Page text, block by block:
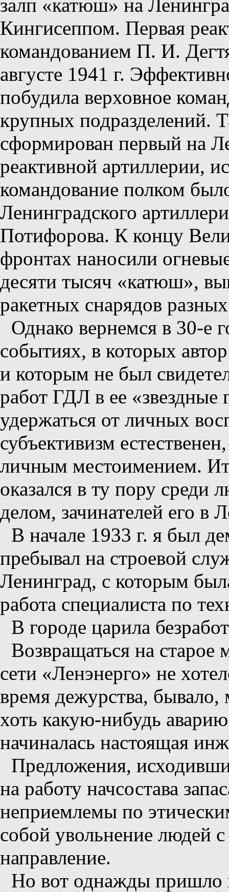
залп «катюш» на
Кингисеппом. Первая
командованием П. И.
августе 1941 г.
побудила верховное
крупных подразделений.
сформирован первый на
реактивной артиллерии,
командование полком
Ленинградского
Потифорова. К концу
фронтах наносили
десяти тысяч «катюш»,
ракетных снарядов
Однако вернемся в 30-е
событиях, в которых
и которым не был
работ ГДЛ в ее «звездные
удержаться от личных
субъективизм
личным местоимением.
оказался в ту пору
делом, зачинателей его в
В начале 1933 г. я был
пребывал на строевой
Ленинград, с которым
работа специалиста по
В городе царила
Возвращаться на старое
сети «Ленэнерго» не
время дежурства,
хоть какую-нибудь
начиналась настоящая
Предложения,
на работу начсостава
неприемлемы по
собой увольнение людей
направление.
Но вот однажды пришло